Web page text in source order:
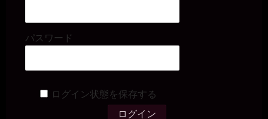
パスワード
ログイン状態を保存する
うう。。風俗は。。
一枚の銀貨
2026年7月18日 - 21:06
まぁ、そのお金も取り上げられるかもしれんが。